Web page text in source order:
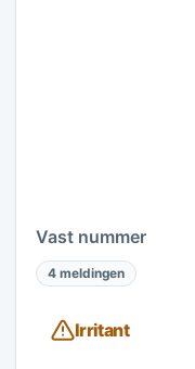
Vast nummer
4 meldingen
Irritant